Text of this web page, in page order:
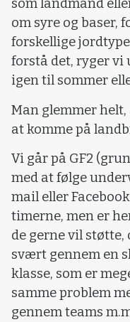
som landmand
om syre og baser,
forskellige
forstå det, ryger vi
igen til sommer
Man glemmer
at komme på
Vi går på GF2
med at følge
mail eller
timerne, men er
de gerne vil støtte,
svært gennem en
klasse, som er
samme problem
gennem teams